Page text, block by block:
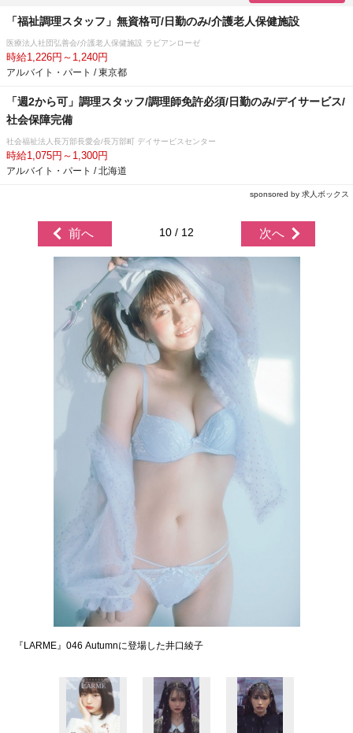
「福祉調理スタッフ」無資格可/日勤のみ/介護老人保健施設
医療法人社団弘善会/介護老人保健施設 ラビアンローゼ
時給1,226円～1,240円
アルバイト・パート / 東京都
「週2から可」調理スタッフ/調理師免許必須/日勤のみ/デイサービス/
社会保障完備
社会福祉法人長万部長愛会/長万部町 デイサービスセンター
時給1,075円～1,300円
アルバイト・パート / 北海道
sponsored by 求人ボックス
前へ 10 / 12 次へ
『LARME』046 Autumnに登場した井口綾子